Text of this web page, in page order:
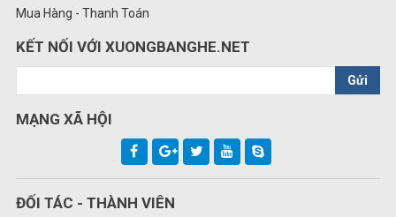
Mua Hàng - Thanh Toán
KẾT NỐI VỚI XUONGBANGHE.NET
Gửi
MẠNG XÃ HỘI
ĐỐI TÁC - THÀNH VIÊN